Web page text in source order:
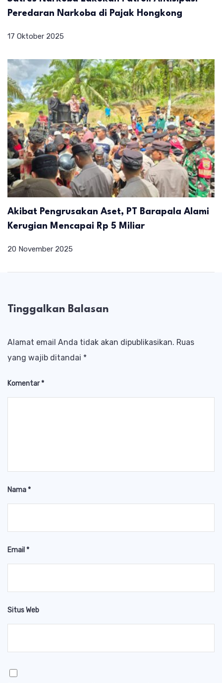
Peredaran Narkoba di Pajak Hongkong
17 Oktober 2025
Akibat Pengrusakan Aset, PT Barapala Alami
Kerugian Mencapai Rp 5 Miliar
20 November 2025
Tinggalkan Balasan
Alamat email Anda tidak akan dipublikasikan. Ruas
yang wajib ditandai *
Komentar*
Nama*
Email *
Situs Web